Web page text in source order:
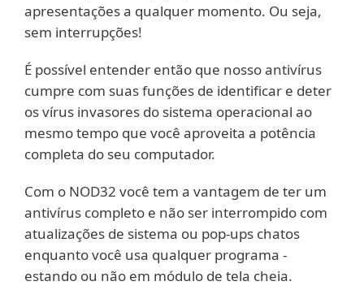
apresentações a qualquer momento. Ou seja,
sem interrupções!
É possível entender então que nosso antivírus
cumpre com suas funções de identificar e deter
os vírus invasores do sistema operacional ao
mesmo tempo que você aproveita a potência
completa do seu computador.
Com o NOD32 você tem a vantagem de ter um
antivírus completo e não ser interrompido com
atualizações de sistema ou pop-ups chatos
enquanto você usa qualquer programa -
estando ou não em módulo de tela cheia.